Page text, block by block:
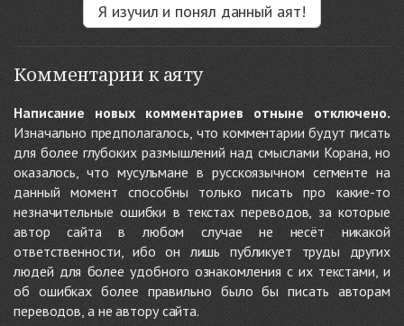
Я изучил и понял данный аят!
Комментарии к аяту
Написание новых комментариев отныне отключено.
Изначально предполагалось, что комментарии будут писать
для более глубоких размышлений над смыслами Корана, но
оказалось, что мусульмане в русскоязычном сегменте на
данный момент способны только писать про какие-то
незначительные ошибки в текстах переводов, за которые
автор сайта в любом случае не несёт никакой
ответственности, ибо он лишь публикует труды других
людей для более удобного ознакомления с их текстами, и
об ошибках более правильно было бы писать авторам
переводов, а не автору сайта.